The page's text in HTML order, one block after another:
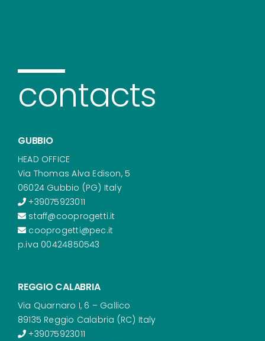
contacts
GUBBIO
HEAD OFFICE
Via Thomas Alva Edison, 5
06024 Gubbio (PG) Italy
+39075923011
staff@cooprogetti.it
cooprogetti@pec.it
p.iva 00424850543
REGGIO CALABRIA
Via Quarnaro I, 6 – Gallico
89135 Reggio Calabria (RC) Italy
+39075923011